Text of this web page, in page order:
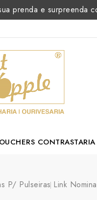
prenda e surpreenda
CONTRASTARIA
P/ Pulseiras Link